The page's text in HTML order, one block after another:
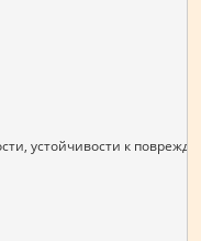
устойчивости к